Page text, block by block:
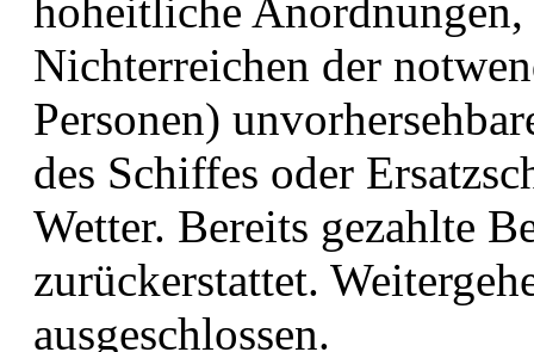
hoheitliche
Nichterreichen der
Personen)
des Schiffes oder
Wetter. Bereits gezahlte
zurückerstattet.
ausgeschlossen.